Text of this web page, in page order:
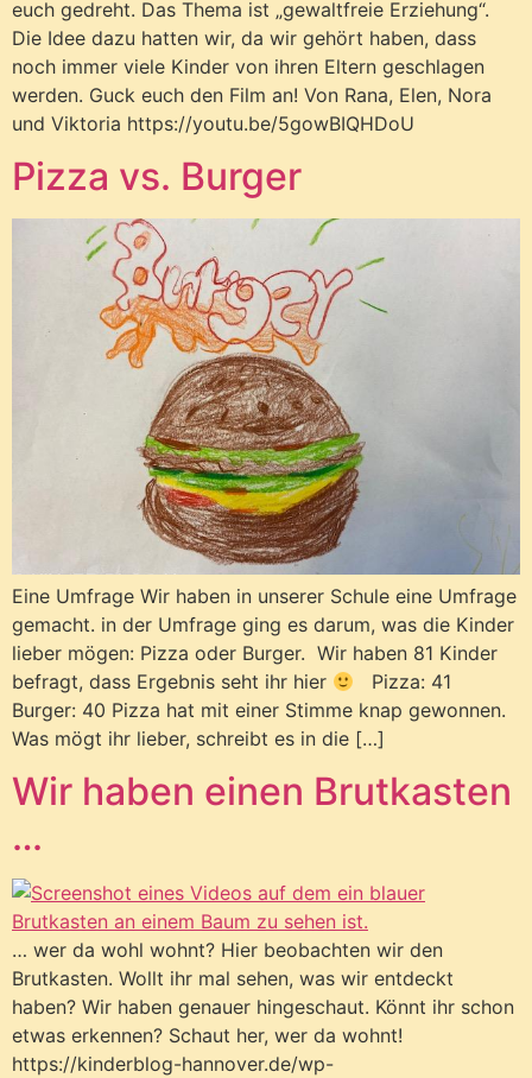
euch gedreht. Das Thema ist „gewaltfreie Erziehung“.
Die Idee dazu hatten wir, da wir gehört haben, dass
noch immer viele Kinder von ihren Eltern geschlagen
werden. Guck euch den Film an! Von Rana, Elen, Nora
und Viktoria https://youtu.be/5gowBIQHDoU
Pizza vs. Burger
Eine Umfrage Wir haben in unserer Schule eine Umfrage
gemacht. in der Umfrage ging es darum, was die Kinder
lieber mögen: Pizza oder Burger. Wir haben 81 Kinder
befragt, dass Ergebnis seht ihr hier
Pizza: 41
Burger: 40 Pizza hat mit einer Stimme knap gewonnen.
Was mögt ihr lieber, schreibt es in die […]
Wir haben einen Brutkasten
…
… wer da wohl wohnt? Hier beobachten wir den
Brutkasten. Wollt ihr mal sehen, was wir entdeckt
haben? Wir haben genauer hingeschaut. Könnt ihr schon
etwas erkennen? Schaut her, wer da wohnt!
https://kinderblog-hannover.de/wp-